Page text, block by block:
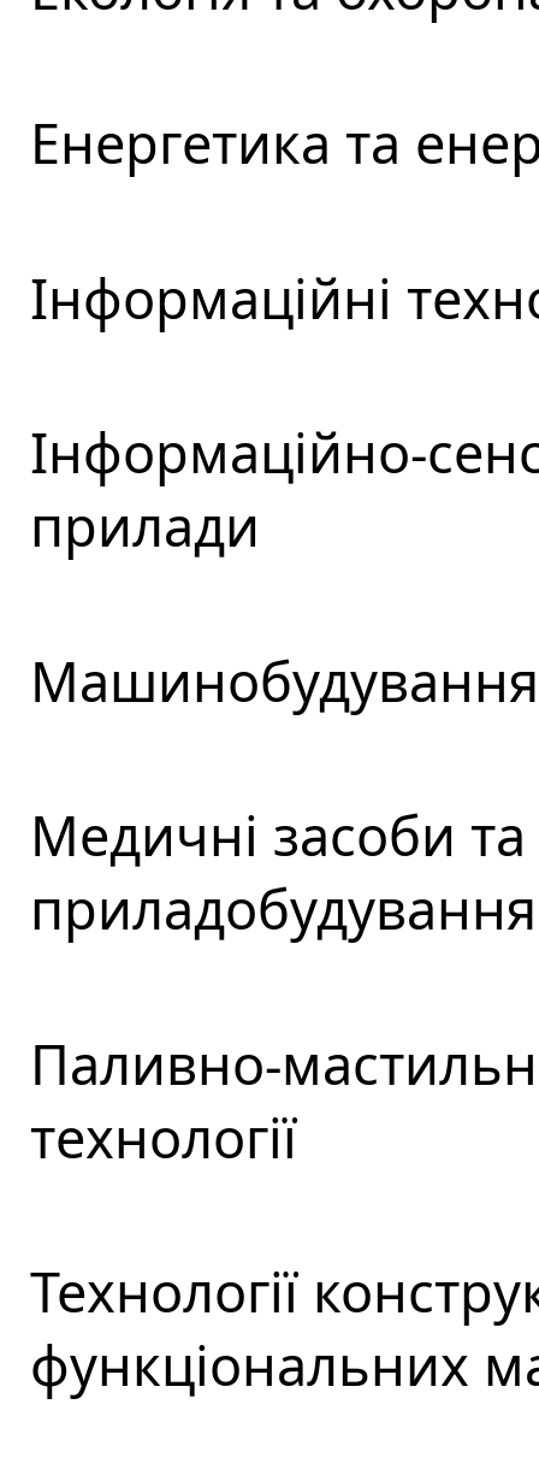
Енергетика та
Інформаційні
Інформаційно-
прилади
Медичні засоби
приладобудування
Паливно-
технології
Технології
функціональних